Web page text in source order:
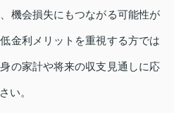
機会損失にもつながる可能性が
金利メリットを重視する方では
の家計や将来の収支見通しに応
い。